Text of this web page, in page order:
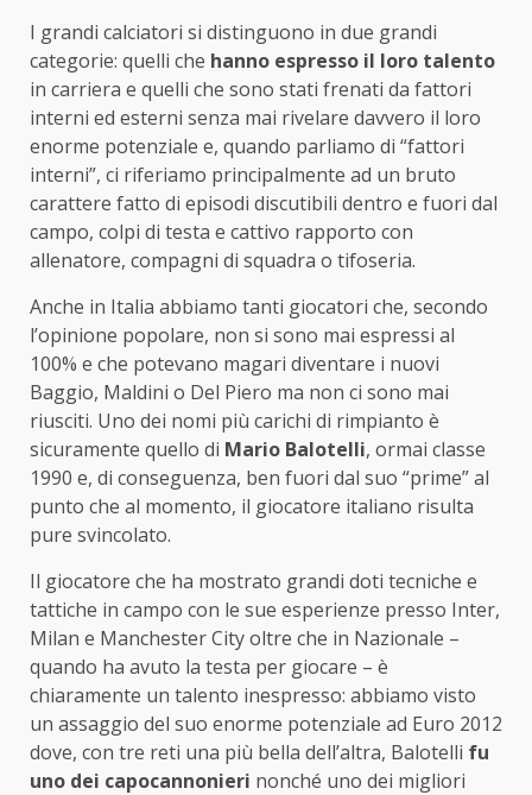
I grandi calciatori si distinguono in due grandi
categorie: quelli che hanno espresso il loro talento
in carriera e quelli che sono stati frenati da fattori
interni ed esterni senza mai rivelare davvero il loro
enorme potenziale e, quando parliamo di “fattori
interni”, ci riferiamo principalmente ad un bruto
carattere fatto di episodi discutibili dentro e fuori dal
campo, colpi di testa e cattivo rapporto con
allenatore, compagni di squadra o tifoseria.
Anche in Italia abbiamo tanti giocatori che, secondo
l’opinione popolare, non si sono mai espressi al
100% e che potevano magari diventare i nuovi
Baggio, Maldini o Del Piero ma non ci sono mai
riusciti. Uno dei nomi più carichi di rimpianto è
sicuramente quello di Mario Balotelli, ormai classe
1990 e, di conseguenza, ben fuori dal suo “prime” al
punto che al momento, il giocatore italiano risulta
pure svincolato.
Il giocatore che ha mostrato grandi doti tecniche e
tattiche in campo con le sue esperienze presso Inter,
Milan e Manchester City oltre che in Nazionale –
quando ha avuto la testa per giocare – è
chiaramente un talento inespresso: abbiamo visto
un assaggio del suo enorme potenziale ad Euro 2012
dove, con tre reti una più bella dell’altra, Balotelli fu
uno dei capocannonieri nonché uno dei migliori